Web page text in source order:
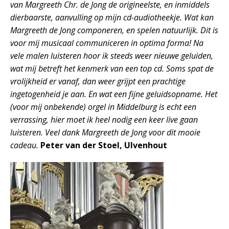
van Margreeth Chr. de Jong de origineelste, en inmiddels
dierbaarste, aanvulling op mijn cd-audiotheekje. Wat kan
Margreeth de Jong componeren, en spelen natuurlijk. Dit is
voor mij musicaal communiceren in optima forma! Na
vele malen luisteren hoor ik steeds weer nieuwe geluiden,
wat mij betreft het kenmerk van een top cd. Soms spat de
vrolijkheid er vanaf, dan weer grijpt een prachtige
ingetogenheid je aan. En wat een fijne geluidsopname. Het
(voor mij onbekende) orgel in Middelburg is echt een
verrassing, hier moet ik heel nodig een keer live gaan
luisteren. Veel dank Margreeth de Jong voor dit mooie
cadeau. Peter van der Stoel, Ulvenhout